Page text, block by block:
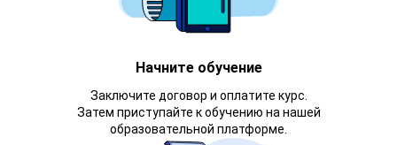
Начните обучение
Заключите договор и оплатите курс.
Затем приступайте к обучению на нашей
образовательной платформе.